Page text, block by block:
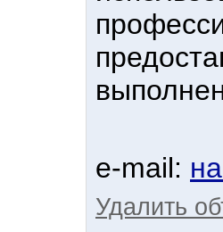
e-mail:
Удалить